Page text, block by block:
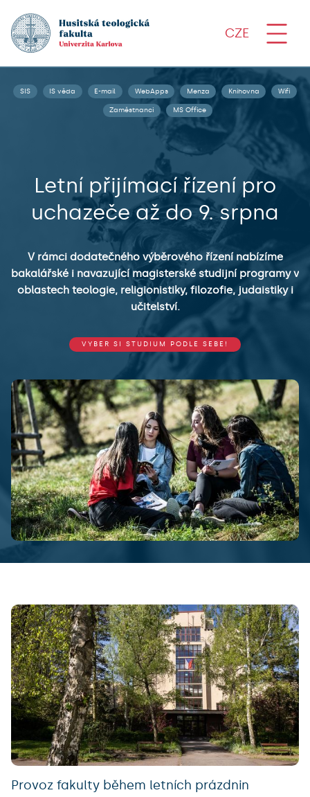
CZE
SIS IS věda E-mail WebApps Menza Knihovna Wifi
Zaměstnanci MS Office
Letní přijímací řízení pro
uchazeče až do 9. srpna
V rámci dodatečného výběrového řízení nabízíme
bakalářské i navazující magisterské studijní programy v
oblastech teologie, religionistiky, filozofie, judaistiky i
učitelství.
VYBER SI STUDIUM PODLE SEBE!
Provoz fakulty během letních prázdnin